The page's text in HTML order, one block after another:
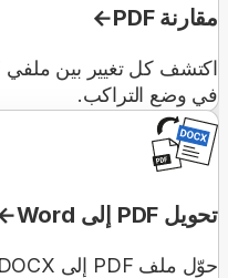
مقارنة PDF
في وضع التراكب.
تحويل PDF إلى Word